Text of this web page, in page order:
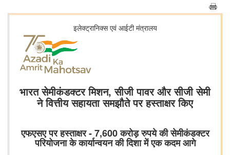
इलेक्ट्रानिक्स एवं आईटी मंत्रालय
भारत सेमीकंडक्टर मिशन, सीजी पावर और सीजी सेमी
ने वित्तीय सहायता समझौते पर हस्ताक्षर किए
एफएसए पर हस्ताक्षर - 7,600 करोड़ रुपये की सेमीकंडक्टर
परियोजना के कार्यान्वयन की दिशा में एक कदम आगे